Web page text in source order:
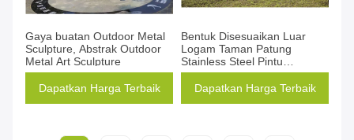
Gaya buatan Outdoor Metal
Sculpture, Abstrak Outdoor
Metal Art Sculpture
Dapatkan Harga Terbaik
Bentuk Disesuaikan Luar
Logam Taman Patung
Stainless Steel Pintu
Kesehatan
Dapatkan Harga Terbaik